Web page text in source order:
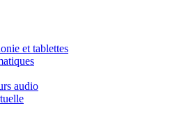
et tablettes
audio